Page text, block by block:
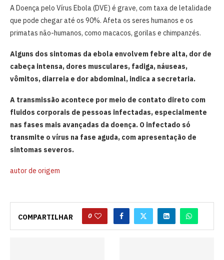
A Doença pelo Vírus Ebola (DVE) é grave, com taxa de letalidade
que pode chegar até os 90%. Afeta os seres humanos e os
primatas não-humanos, como macacos, gorilas e chimpanzés.
Alguns dos sintomas da ebola envolvem febre alta, dor de
cabeça intensa, dores musculares, fadiga, náuseas,
vômitos, diarreia e dor abdominal, indica a secretaria.
A transmissão acontece por meio de contato direto com
fluidos corporais de pessoas infectadas, especialmente
nas fases mais avançadas da doença. O infectado só
transmite o vírus na fase aguda, com apresentação de
sintomas severos.
autor de origem
COMPARTILHAR 0